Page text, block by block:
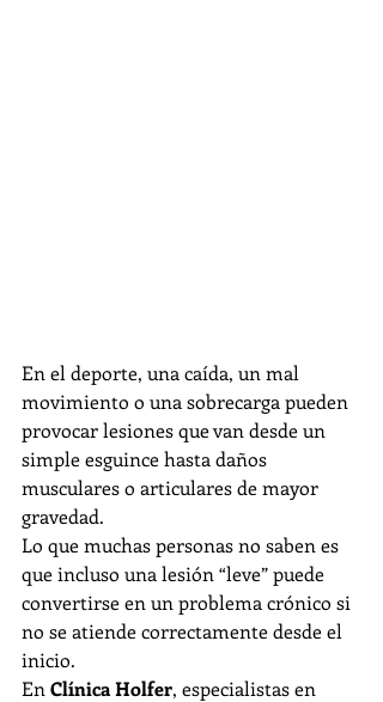
En el deporte, una caída, un mal
movimiento o una sobrecarga pueden
provocar lesiones que van desde un
simple esguince hasta daños
musculares o articulares de mayor
gravedad.
Lo que muchas personas no saben es
que incluso una lesión “leve” puede
convertirse en un problema crónico si
no se atiende correctamente desde el
inicio.
En Clínica Holfer, especialistas en